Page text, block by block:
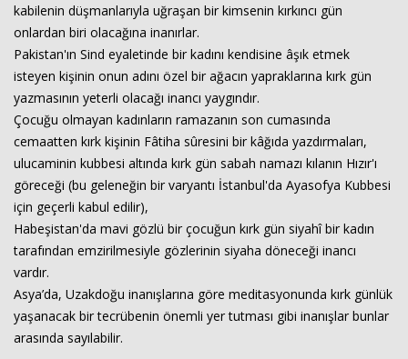
kabilenin düşmanlarıyla uğraşan bir kimsenin kırkıncı gün
onlardan biri olacağına inanırlar.
Pakistan'ın Sind eyaletinde bir kadını kendisine âşık etmek
isteyen kişinin onun adını özel bir ağacın yapraklarına kırk gün
yazmasının yeterli olacağı inancı yaygındır.
Çocuğu olmayan kadınların ramazanın son cumasında
cemaatten kırk kişinin Fâtiha sûresini bir kâğıda yazdırmaları,
ulucaminin kubbesi altında kırk gün sabah namazı kılanın Hızır'ı
göreceği (bu geleneğin bir varyantı İstanbul'da Ayasofya Kubbesi
için geçerli kabul edilir),
Habeşistan'da mavi gözlü bir çocuğun kırk gün siyahî bir kadın
tarafından emzirilmesiyle gözlerinin siyaha döneceği inancı
vardır.
Asya’da, Uzakdoğu inanışlarına göre meditasyonunda kırk günlük
yaşanacak bir tecrübenin önemli yer tutması gibi inanışlar bunlar
arasında sayılabilir.